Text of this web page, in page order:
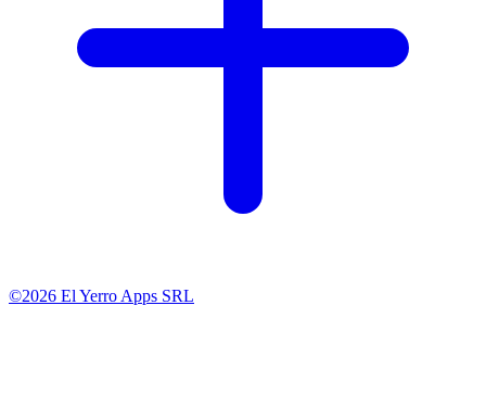
©2026 El Yerro Apps SRL